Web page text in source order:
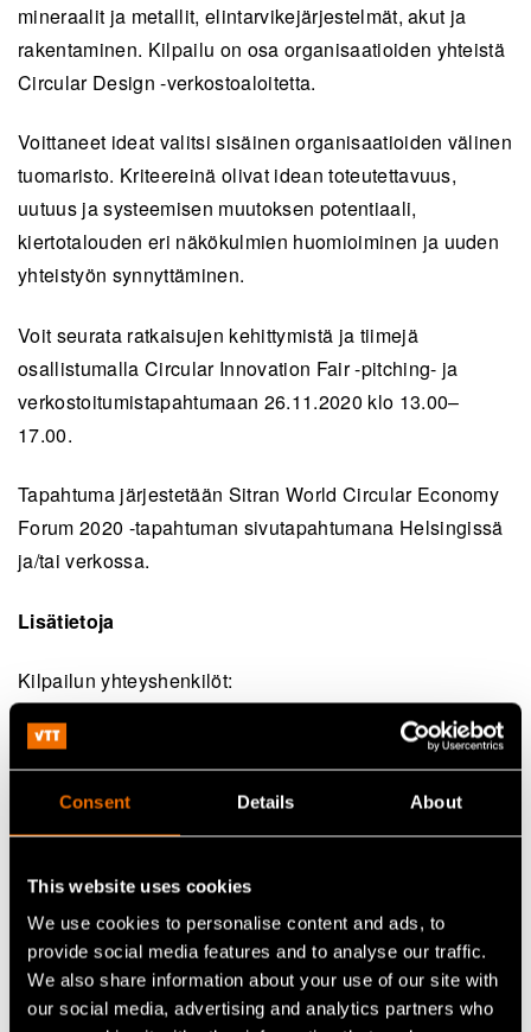
Consent Details About
This website uses cookies
We use cookies to personalise content and ads, to
provide social media features and to analyse our traffic.
We also share information about your use of our site with
our social media, advertising and analytics partners who
mineraalit ja metallit, elintarvikejärjestelmät, akut ja
rakentaminen. Kilpailu on osa organisaatioiden yhteistä
Circular Design -verkostoaloitetta.
Voittaneet ideat valitsi sisäinen organisaatioiden välinen
tuomaristo. Kriteereinä olivat idean toteutettavuus,
uutuus ja systeemisen muutoksen potentiaali,
kiertotalouden eri näkökulmien huomioiminen ja uuden
yhteistyön synnyttäminen.
Voit seurata ratkaisujen kehittymistä ja tiimejä
osallistumalla Circular Innovation Fair -pitching- ja
verkostoitumistapahtumaan 26.11.2020 klo 13.00–
17.00.
Tapahtuma järjestetään Sitran World Circular Economy
Forum 2020 -tapahtuman sivutapahtumana Helsingissä
ja/tai verkossa.
Lisätietoja
Kilpailun yhteyshenkilöt:
virve.karttunen@aalto.fi
Geologian tutkimuskeskus: Asko Käpyaho,
asko.kapyaho@gtk.fi
Luonnonvarakeskus: Anu Kaukovirta,
anu.kaukovirta@luke.fi
Suomen ympäristökeskus: Tuuli Myllymaa,
tuuli.myllymaa@ymparisto.fi
VTT: Jonne Hirvonen,jonne.hirvonen@vtt.fi
Yleiset tiedot: Inka Orko,inka.orko@vtt.fi